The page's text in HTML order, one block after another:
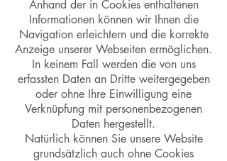
Anhand der in Cookies enthaltenen
Informationen können wir Ihnen die
Navigation erleichtern und die korrekte
Anzeige unserer Webseiten ermöglichen.
In keinem Fall werden die von uns
erfassten Daten an Dritte weitergegeben
oder ohne Ihre Einwilligung eine
Verknüpfung mit personenbezogenen
Daten hergestellt.
Natürlich können Sie unsere Website
grundsätzlich auch ohne Cookies